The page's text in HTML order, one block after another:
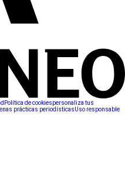
Política de cookiespersonaliza tus
prácticas periodísticasUso responsable